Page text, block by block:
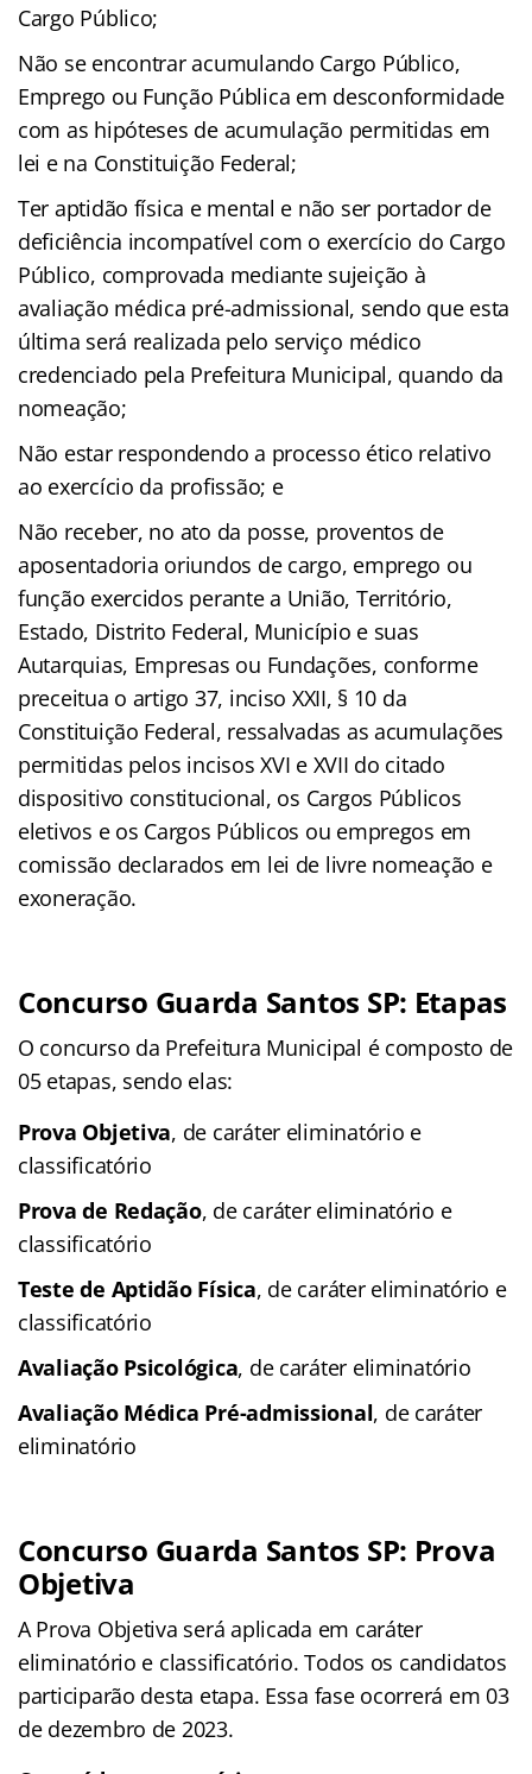
Cargo Público;
Não se encontrar acumulando Cargo Público,
Emprego ou Função Pública em desconformidade
com as hipóteses de acumulação permitidas em
lei e na Constituição Federal;
Ter aptidão física e mental e não ser portador de
deficiência incompatível com o exercício do Cargo
Público, comprovada mediante sujeição à
avaliação médica pré-admissional, sendo que esta
última será realizada pelo serviço médico
credenciado pela Prefeitura Municipal, quando da
nomeação;
Não estar respondendo a processo ético relativo
ao exercício da profissão; e
Não receber, no ato da posse, proventos de
aposentadoria oriundos de cargo, emprego ou
função exercidos perante a União, Território,
Estado, Distrito Federal, Município e suas
Autarquias, Empresas ou Fundações, conforme
preceitua o artigo 37, inciso XXII, § 10 da
Constituição Federal, ressalvadas as acumulações
permitidas pelos incisos XVI e XVII do citado
dispositivo constitucional, os Cargos Públicos
eletivos e os Cargos Públicos ou empregos em
comissão declarados em lei de livre nomeação e
exoneração.
Concurso Guarda Santos SP: Etapas
O concurso da Prefeitura Municipal é composto de
05 etapas, sendo elas:
Prova Objetiva, de caráter eliminatório e
classificatório
Prova de Redação, de caráter eliminatório e
classificatório
Teste de Aptidão Física, de caráter eliminatório e
classificatório
Avaliação Psicológica, de caráter eliminatório
Avaliação Médica Pré-admissional, de caráter
eliminatório
Concurso Guarda Santos SP: Prova
Objetiva
A Prova Objetiva será aplicada em caráter
eliminatório e classificatório. Todos os candidatos
participarão desta etapa. Essa fase ocorrerá em 03
de dezembro de 2023.